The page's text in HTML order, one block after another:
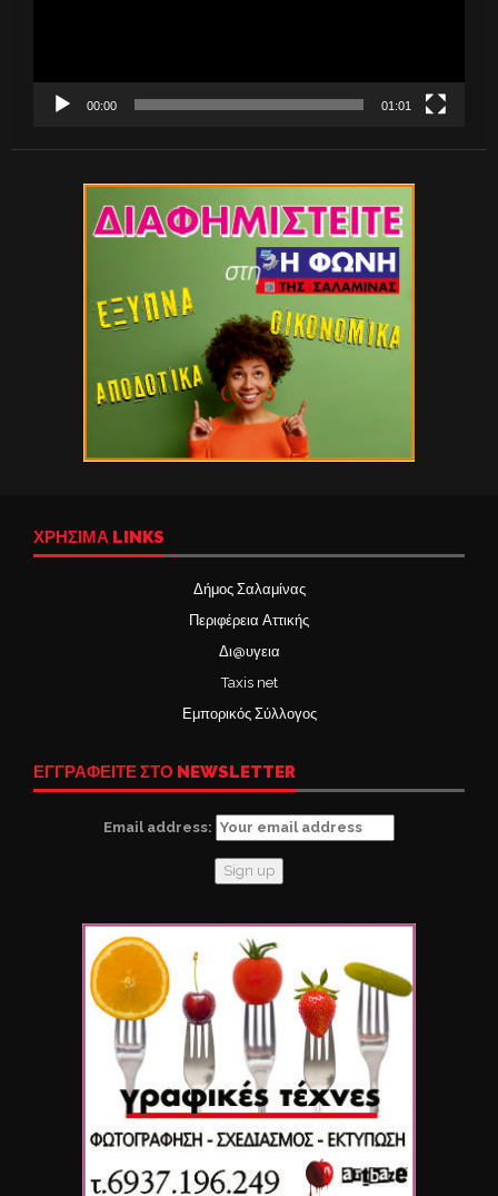
00:00 01:01
ΧΡΉΣΙΜΑ LINKS
Δήμος Σαλαμίνας
Περιφέρεια Αττικής
Δι@υγεια
Taxis net
Εμπορικός Σύλλογος
ΕΓΓΡΑΦΕΙΤΕ ΣΤΟ NEWSLETTER
Email address: